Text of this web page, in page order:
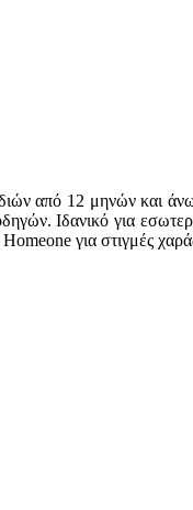
από 12 μηνών και
Ιδανικό για
για στιγμές